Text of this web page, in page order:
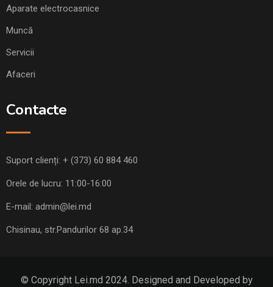
Aparate electrocasnice
Muncă
Servicii
Afaceri
Contacte
Suport clienți: + (373) 60 884 460
Orele de lucru: 11:00-16:00
E-mail: admin@lei.md
Chisinau, str.Pandurilor 68 ap.34
© Copyright Lei.md 2024. Designed and Developed by